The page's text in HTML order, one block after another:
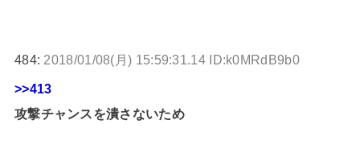
484: 2018/01/08(月) 15:59:31.14 ID:k0MRdB9b0
>>413
攻撃チャンスを潰さないため